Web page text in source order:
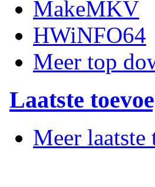
MakeMKV
HWiNFO64
Meer top
Laatste
Meer laatste